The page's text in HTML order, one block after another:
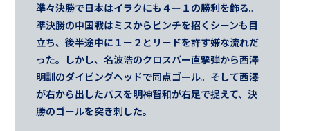
準々決勝で日本はイラクにも４ー１の勝利を飾る。
準決勝の中国戦はミスからピンチを招くシーンも目
立ち、後半途中に１ー２とリードを許す嫌な流れだ
った。しかし、名波浩のクロスバー直撃弾から西澤
明訓のダイビングヘッドで同点ゴール。そして西澤
が右から出したパスを明神智和が右足で捉えて、決
勝のゴールを突き刺した。